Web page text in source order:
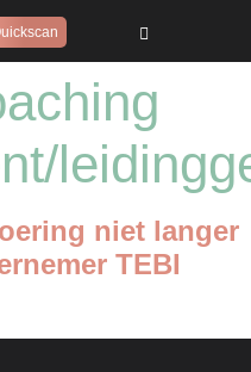
niet langer
TEBI